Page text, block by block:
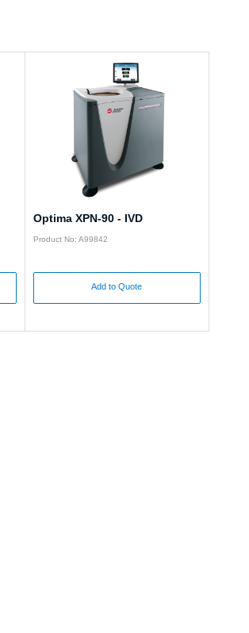
Optima XPN-90 - IVD
Product No: A99842
Add to Quote